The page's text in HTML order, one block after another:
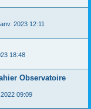
2023 12:11
18:48
Observatoire
09:09